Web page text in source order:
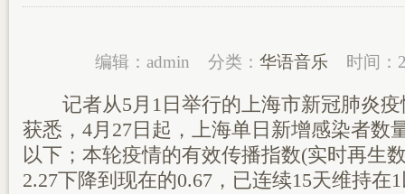
编辑：admin 分类： 华语音乐 时间：
记者从5月1日举行的上海市新冠肺炎疫
获悉，4月27日起，上海单日新增感染者数
以下；本轮疫情的有效传播指数(实时再生
2.27下降到现在的0.67，已连续15天维持在